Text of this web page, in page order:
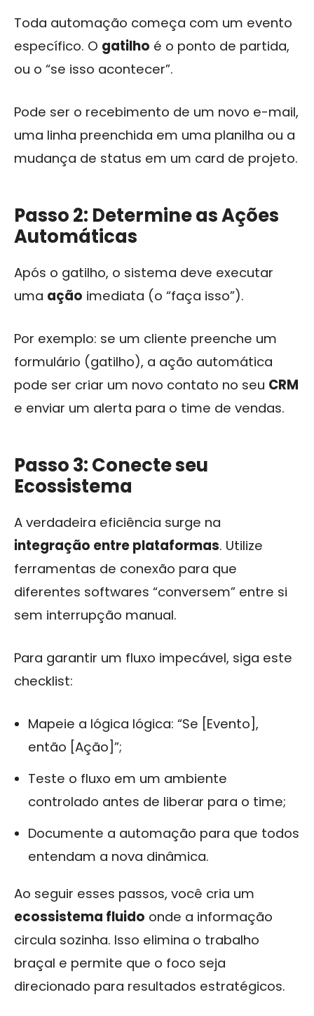
Toda automação começa com um evento
específico. O gatilho é o ponto de partida,
ou o “se isso acontecer”.
Pode ser o recebimento de um novo e-mail,
uma linha preenchida em uma planilha ou a
mudança de status em um card de projeto.
Passo 2: Determine as Ações
Automáticas
Após o gatilho, o sistema deve executar
uma ação imediata (o “faça isso”).
Por exemplo: se um cliente preenche um
formulário (gatilho), a ação automática
pode ser criar um novo contato no seu CRM
e enviar um alerta para o time de vendas.
Passo 3: Conecte seu
Ecossistema
A verdadeira eficiência surge na
integração entre plataformas. Utilize
ferramentas de conexão para que
diferentes softwares “conversem” entre si
sem interrupção manual.
Para garantir um fluxo impecável, siga este
checklist:
Mapeie a lógica lógica: “Se [Evento],
então [Ação]”;
Teste o fluxo em um ambiente
controlado antes de liberar para o time;
Documente a automação para que todos
entendam a nova dinâmica.
Ao seguir esses passos, você cria um
ecossistema fluido onde a informação
circula sozinha. Isso elimina o trabalho
braçal e permite que o foco seja
direcionado para resultados estratégicos.